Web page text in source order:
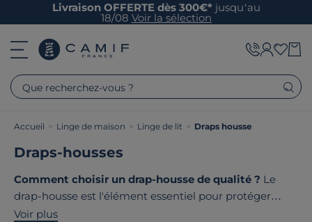
Livraison OFFERTE dès 300€* jusqu’au
18/08 Voir la sélection
Que recherchez-vous ?
Accueil > Linge de maison > Linge de lit > Draps housse
Draps-housses
Comment choisir un drap-housse de qualité ? Le
drap-housse est l'élément essentiel pour protéger
votre matelas et assurer votre confort. Coton
Voir plus